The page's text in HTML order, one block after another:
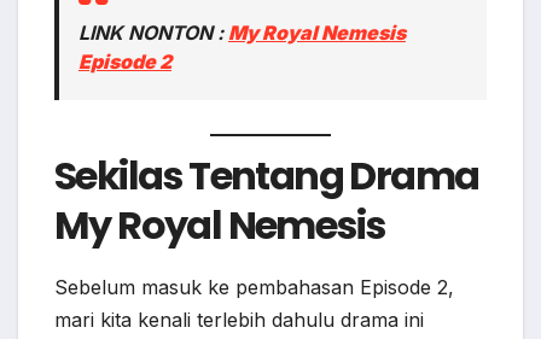
LINK NONTON : My Royal Nemesis
Episode 2
Sekilas Tentang Drama
My Royal Nemesis
Sebelum masuk ke pembahasan Episode 2,
mari kita kenali terlebih dahulu drama ini